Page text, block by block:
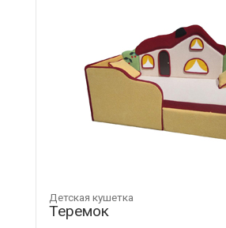
Детская кушетка
Теремок